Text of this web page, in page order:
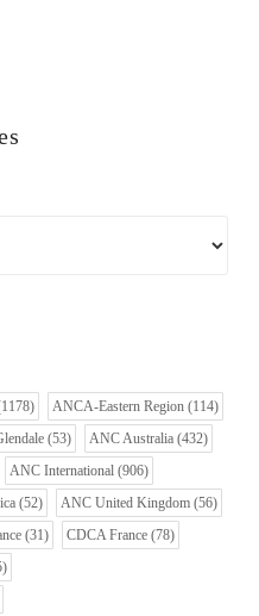
ANCA-Eastern Region (114)
(53) ANC Australia (432)
ANC International (906)
(52) ANC United Kingdom (56)
(31) CDCA France (78)